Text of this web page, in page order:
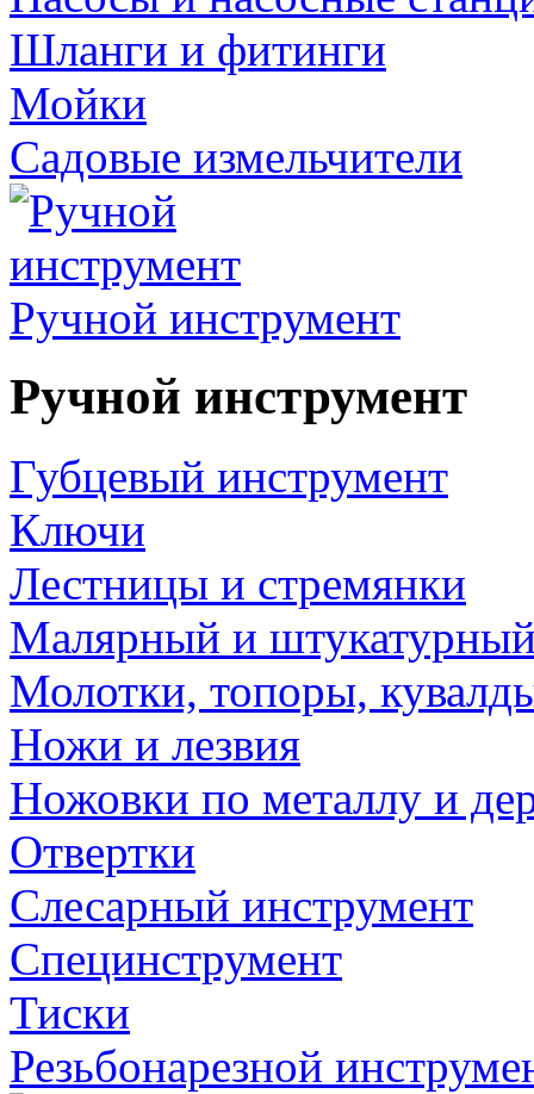
Шланги и фитинги
Мойки
Садовые измельчители
Ручной инструмент
Ручной инструмент
Губцевый инструмент
Ключи
Лестницы и стремянки
Малярный и
Молотки, топоры,
Ножи и лезвия
Ножовки по металлу и
Отвертки
Слесарный инструмент
Специнструмент
Тиски
Резьбонарезной